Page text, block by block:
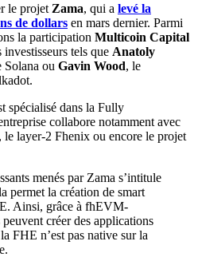
le projet Zama, qui a levé la
de dollars en mars dernier. Parmi
la participation Multicoin Capital
investisseurs tels que Anatoly
Solana ou Gavin Wood, le
spécialisé dans la Fully
collabore notamment avec
le layer-2 Fhenix ou encore le projet
menés par Zama s’intitule
permet la création de smart
Ainsi, grâce à fhEVM-
créer des applications
FHE n’est pas native sur la